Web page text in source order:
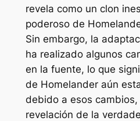
revela como un clon
poderoso de
Sin embargo, la
ha realizado algunos
en la fuente, lo que
de Homelander aún
debido a esos cambios,
revelación de la